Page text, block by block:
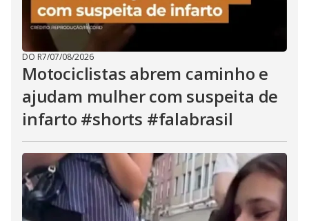
DO R7/07/08/2026
Motociclistas abrem caminho e
ajudam mulher com suspeita de
infarto #shorts #falabrasil